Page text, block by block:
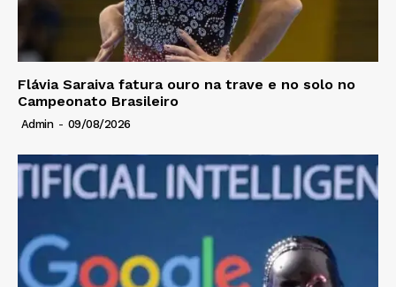
Flávia Saraiva fatura ouro na trave e no solo no
Campeonato Brasileiro
Admin - 09/08/2026